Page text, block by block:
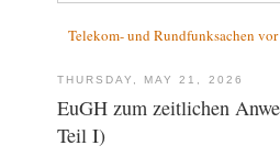
Telekom- und Rundfunksachen
THURSDAY, MAY 21, 2026
EuGH zum zeitlichen
Teil I)